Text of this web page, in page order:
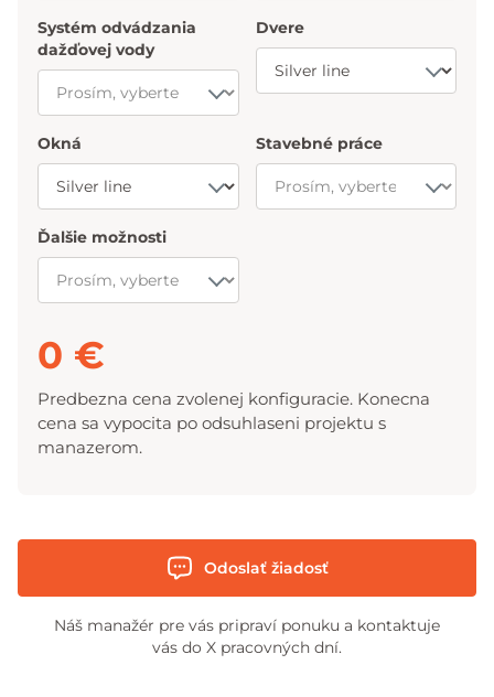
Systém odvádzania
dažďovej vody
Dvere
Okná Stavebné práce
Ďalšie možnosti
0 €
Predbezna cena zvolenej konfiguracie. Konecna
cena sa vypocita po odsuhlaseni projektu s
manazerom.
Odoslať žiadosť
Náš manažér pre vás pripraví ponuku a kontaktuje
vás do X pracovných dní.